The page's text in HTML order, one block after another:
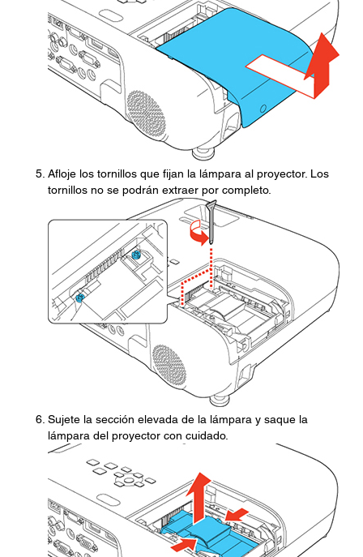
Afloje los tornillos que fijan la lámpara al proyector. Los
tornillos no se podrán extraer por completo.
Sujete la sección elevada de la lámpara y saque la
lámpara del proyector con cuidado.